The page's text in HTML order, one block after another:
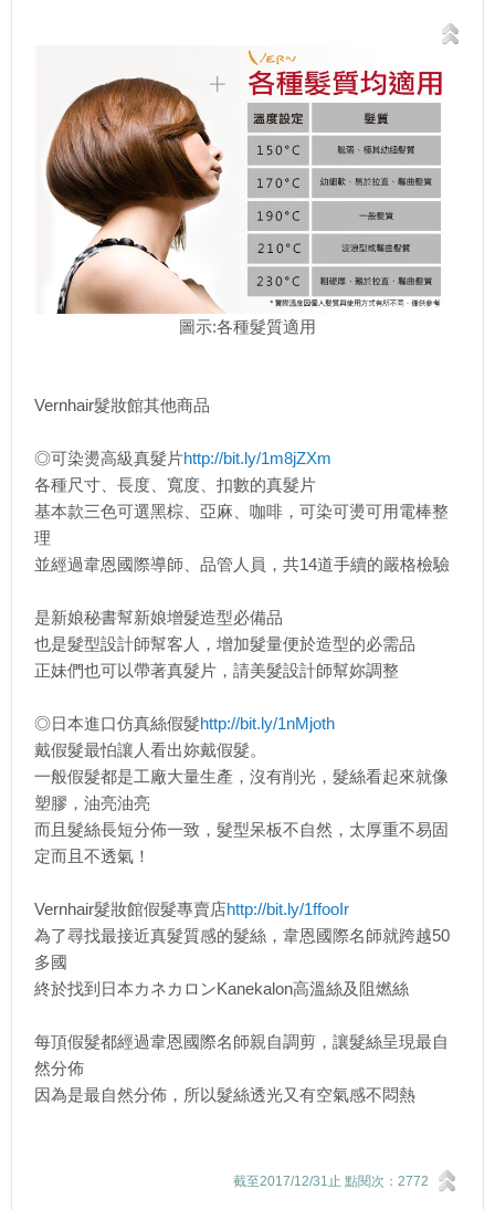
圖示:各種髮質適用
Vernhair髮妝館其他商品
◎可染燙高級真髮片http://bit.ly/1m8jZXm
各種尺寸、長度、寬度、扣數的真髮片
基本款三色可選黑棕、亞麻、咖啡，可染可燙可用電棒整
理
並經過韋恩國際導師、品管人員，共14道手續的嚴格檢驗
是新娘秘書幫新娘增髮造型必備品
也是髮型設計師幫客人，增加髮量便於造型的必需品
正妹們也可以帶著真髮片，請美髮設計師幫妳調整
◎日本進口仿真絲假髮http://bit.ly/1nMjoth
戴假髮最怕讓人看出妳戴假髮。
一般假髮都是工廠大量生產，沒有削光，髮絲看起來就像
塑膠，油亮油亮
而且髮絲長短分佈一致，髮型呆板不自然，太厚重不易固
定而且不透氣！
Vernhair髮妝館假髮專賣店http://bit.ly/1ffooIr
為了尋找最接近真髮質感的髮絲，韋恩國際名師就跨越50
多國
終於找到日本カネカロンKanekalon高溫絲及阻燃絲
每頂假髮都經過韋恩國際名師親自調剪，讓髮絲呈現最自
然分佈
因為是最自然分佈，所以髮絲透光又有空氣感不悶熱
截至2017/12/31止 點閱次：2772